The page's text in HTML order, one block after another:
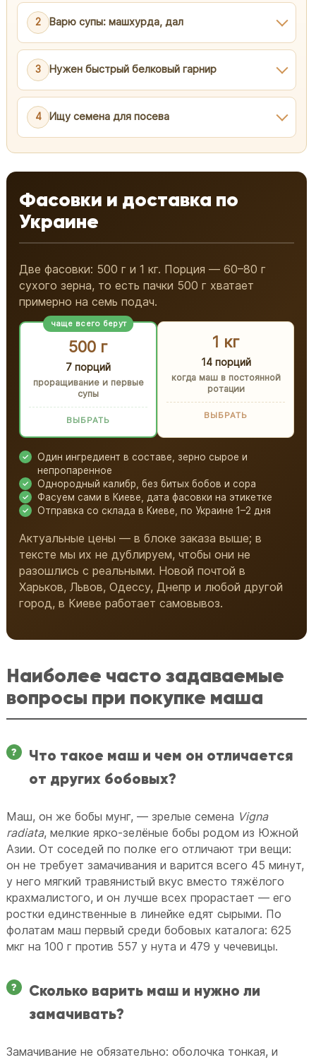
2 Варю супы: машхурда, дал
3 Нужен быстрый белковый гарнир
4 Ищу семена для посева
Фасовки и доставка по
Украине
Две фасовки: 500 г и 1 кг. Порция — 60–80 г
сухого зерна, то есть пачки 500 г хватает
примерно на семь подач.
чаще всего берут
500 г
7 порций
проращивание и первые
супы
ВЫБРАТЬ
1 кг
14 порций
когда маш в постоянной
ротации
ВЫБРАТЬ
Один ингредиент в составе, зерно сырое и
непропаренное
Однородный калибр, без битых бобов и сора
Фасуем сами в Киеве, дата фасовки на этикетке
Отправка со склада в Киеве, по Украине 1–2 дня
Актуальные цены — в блоке заказа выше; в
тексте мы их не дублируем, чтобы они не
разошлись с реальными. Новой почтой в
Харьков, Львов, Одессу, Днепр и любой другой
город, в Киеве работает самовывоз.
Наиболее часто задаваемые
вопросы при покупке маша
Что такое маш и чем он отличается
от других бобовых?
Маш, он же бобы мунг, — зрелые семена Vigna
radiata, мелкие ярко-зелёные бобы родом из Южной
Азии. От соседей по полке его отличают три вещи:
он не требует замачивания и варится всего 45 минут,
у него мягкий травянистый вкус вместо тяжёлого
крахмалистого, и он лучше всех прорастает — его
ростки единственные в линейке едят сырыми. По
фолатам маш первый среди бобовых каталога: 625
мкг на 100 г против 557 у нута и 479 у чечевицы.
Сколько варить маш и нужно ли
замачивать?
Замачивание не обязательно: оболочка тонкая, и